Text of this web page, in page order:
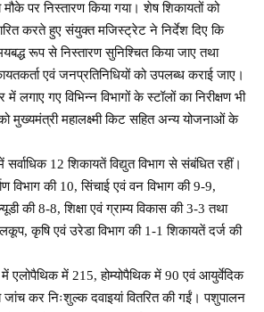
पर निस्तारण किया गया। शेष शिकायतों को
करते हुए संयुक्त मजिस्ट्रेट ने निर्देश दिए कि
रूप से निस्तारण सुनिश्चित किया जाए तथा
एवं जनप्रतिनिधियों को उपलब्ध कराई जाए।
लगाए गए विभिन्न विभागों के स्टॉलों का निरीक्षण भी
को मुख्यमंत्री महालक्ष्मी किट सहित अन्य योजनाओं के
सर्वाधिक 12 शिकायतें विद्युत विभाग से संबंधित रहीं।
विभाग की 10, सिंचाई एवं वन विभाग की 9-9,
की 8-8, शिक्षा एवं ग्राम्य विकास की 3-3 तथा
कृषि एवं उरेडा विभाग की 1-1 शिकायतें दर्ज की
में एलोपैथिक में 215, होम्योपैथिक में 90 एवं आयुर्वेदिक
जांच कर निःशुल्क दवाइयां वितरित की गईं। पशुपालन